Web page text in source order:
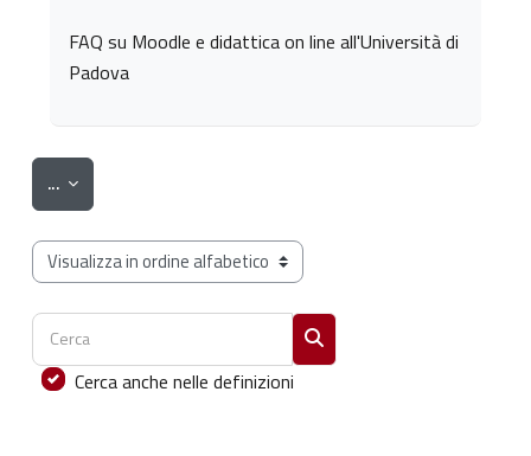
FAQ su Moodle e didattica on line all'Università di
Padova
... Esporta voci
Sfoglia il glossario usando questo indice
Cerca
Cerca
Cerca anche nelle definizioni